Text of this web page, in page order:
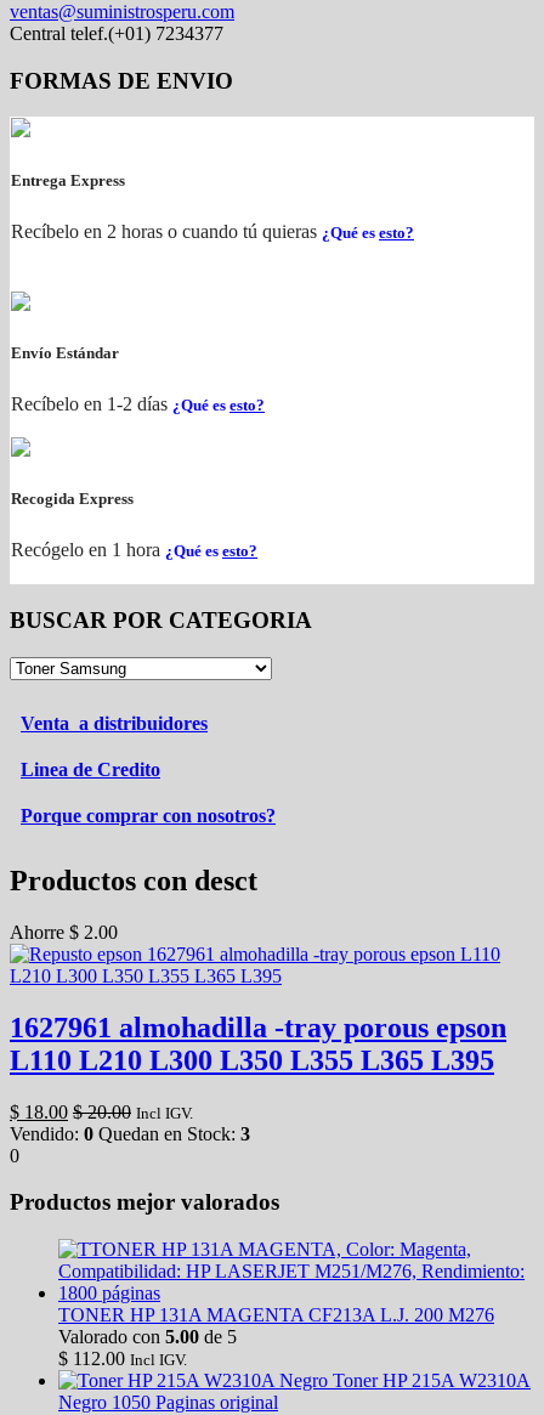
ventas@suministrosperu.com
Central telef.(+01) 7234377
FORMAS DE ENVIO
Entrega Express
Recíbelo en 2 horas o cuando tú quieras ¿Qué es esto?
Envío Estándar
Recíbelo en 1-2 días ¿Qué es esto?
Recogida Express
Recógelo en 1 hora ¿Qué es esto?
BUSCAR POR CATEGORIA
Venta a distribuidores
Linea de Credito
Porque comprar con nosotros?
Productos con desct
Ahorre $ 2.00
1627961 almohadilla -tray porous epson
L110 L210 L300 L350 L355 L365 L395
$ 18.00 $20.00 Incl IGV.
Vendido: 0 Quedan en Stock: 3
0
Productos mejor valorados
TONER HP 131A MAGENTA CF213A L.J. 200 M276
Valorado con 5.00 de 5
$ 112.00 Incl IGV.
Toner HP 215A W2310A
Negro 1050 Paginas original